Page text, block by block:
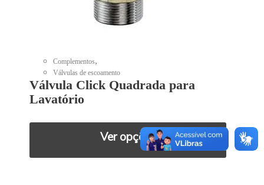
Complementos,
Válvulas de escoamento
Válvula Click Quadrada para
Lavatório
Ver opções